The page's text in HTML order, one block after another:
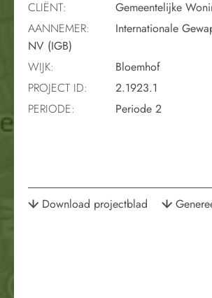
CLIËNT:
Gemeentelijke
AANNEMER:
Internationale
NV (IGB)
WIJK:
Bloemhof
PROJECT ID:
2.1923.1
PERIODE:
Periode 2
Download projectblad